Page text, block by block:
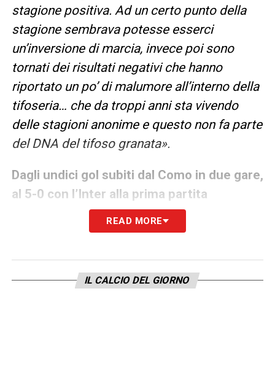
stagione positiva. Ad un certo punto della
stagione sembrava potesse esserci
un’inversione di marcia, invece poi sono
tornati dei risultati negativi che hanno
riportato un po’ di malumore all’interno della
tifoseria… che da troppi anni sta vivendo
delle stagioni anonime e questo non fa parte
del DNA del tifoso granata».
Dagli undici gol subiti dal Como in due gare,
al 5-0 con l’Inter alla prima partita
stagionale. Quando il Toro perde spesso lo
fa rovinosamente. Come se lo spiega?
episodi che determinano i risultati. Ad
esempio il terzo gol del Como su rigore ha
READ MORE
IL CALCIO DEL GIORNO